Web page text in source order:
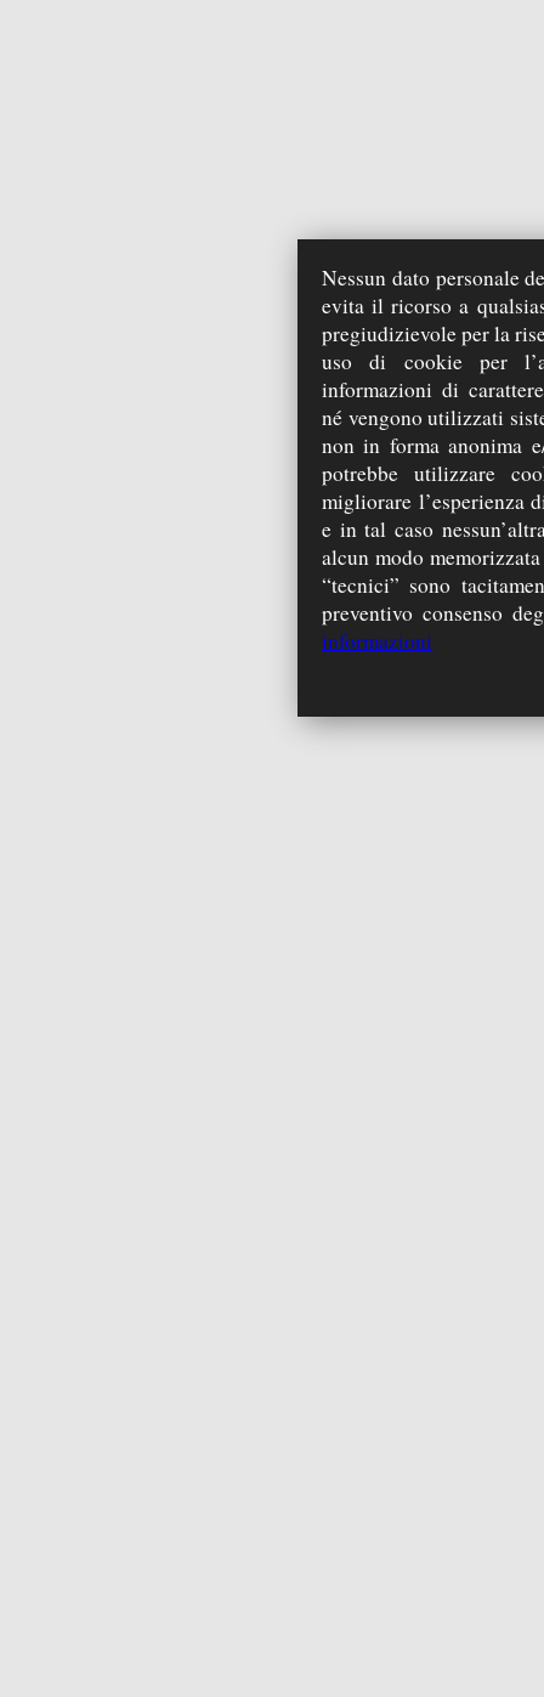
Nessun dato personale
evita il ricorso a
pregiudizievole per la
uso di cookie per
informazioni di
né vengono utilizzati
non in forma anonima
potrebbe utilizzare
migliorare l’esperienza
e in tal caso
alcun modo
“tecnici” sono
preventivo consenso
informazioni